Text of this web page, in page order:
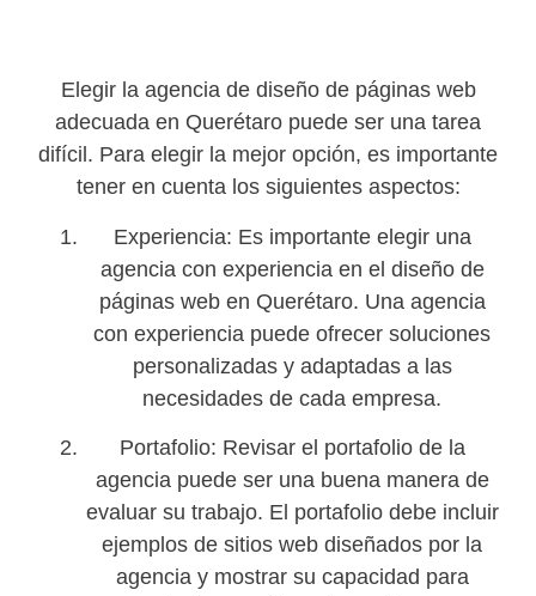
Elegir la agencia de diseño de páginas web
adecuada en Querétaro puede ser una tarea
difícil. Para elegir la mejor opción, es importante
tener en cuenta los siguientes aspectos:
Experiencia: Es importante elegir una
agencia con experiencia en el diseño de
páginas web en Querétaro. Una agencia
con experiencia puede ofrecer soluciones
personalizadas y adaptadas a las
necesidades de cada empresa.
Portafolio: Revisar el portafolio de la
agencia puede ser una buena manera de
evaluar su trabajo. El portafolio debe incluir
ejemplos de sitios web diseñados por la
agencia y mostrar su capacidad para